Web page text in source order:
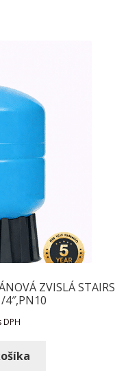
ZVISLÁ STAIRS
4″,PN10
DPH